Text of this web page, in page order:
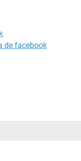
de facebook